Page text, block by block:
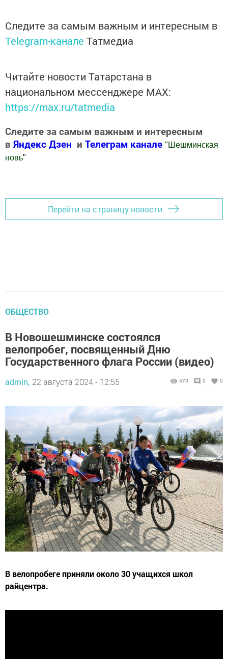
Следите за самым важным и интересным в
Telegram-канале Татмедиа
Читайте новости Татарстана в
национальном мессенджере MАХ:
https://max.ru/tatmedia
Следите за самым важным и интересным
в Яндекс Дзен и Телеграм канале " Шешминская
новь"
Перейти на страницу новости
ОБЩЕСТВО
В Новошешминске состоялся
велопробег, посвященный Дню
Государственного флага России (видео)
admin, 22 августа 2024 - 12:55 570 0 0
В велопробеге приняли около 30 учащихся школ
райцентра.